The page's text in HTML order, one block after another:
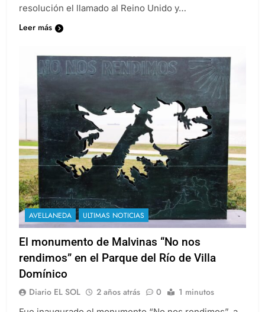
resolución el llamado al Reino Unido y…
Leer más
AVELLANEDA ULTIMAS NOTICIAS
El monumento de Malvinas “No nos
rendimos” en el Parque del Río de Villa
Domínico
Diario EL SOL 2 años atrás 0 1 minutos